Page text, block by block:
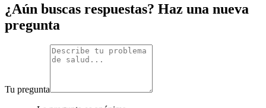
¿Aún buscas respuestas? Haz una nueva
pregunta
Tu pregunta